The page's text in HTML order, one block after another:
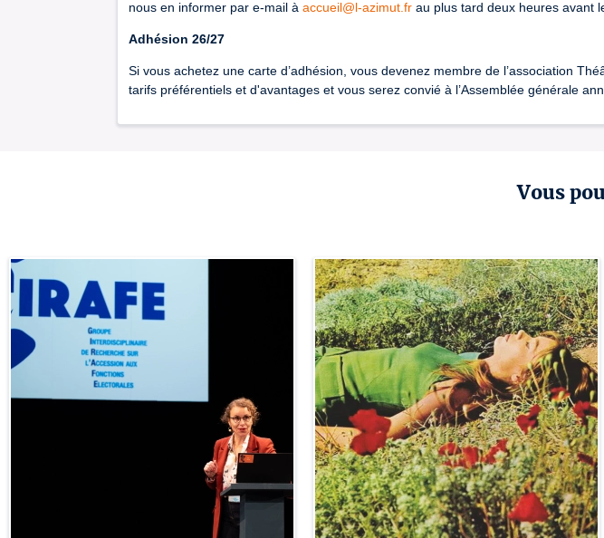
Vous
nous en informer par e-mail à accueil@l-azimut.fr au plus tard deux heures avant
Adhésion 26/27
Si vous achetez une carte d’adhésion, vous devenez membre de l’association
tarifs préférentiels et d'avantages et vous serez convié à l’Assemblée générale